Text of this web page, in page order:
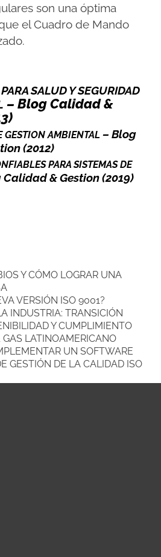
son una óptima
el Cuadro de Mando
SALUD Y SEGURIDAD
– Blog Calidad &
GESTION AMBIENTAL – Blog
(2012)
PARA SISTEMAS DE
Calidad & Gestion (2019)
Y CÓMO LOGRAR UNA
VERSIÓN ISO 9001?
INDUSTRIA: TRANSICIÓN
Y CUMPLIMIENTO
GAS LATINOAMERICANO
UN SOFTWARE
GESTIÓN DE LA CALIDAD ISO